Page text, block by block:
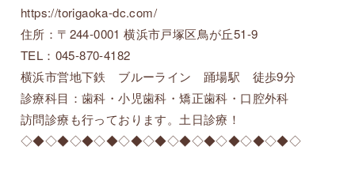
https://torigaoka-dc.com/
住所：〒244-0001 横浜市戸塚区鳥が丘51-9
TEL：045-870-4182
横浜市営地下鉄 ブルーライン 踊場駅 徒歩9分
診療科目：歯科・小児歯科・矯正歯科・口腔外科
訪問診療も行っております。土日診療！
◇◆◇◆◇◆◇◆◇◆◇◆◇◆◇◆◇◆◇◆◇◆◇